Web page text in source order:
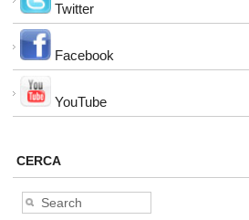
Twitter
Facebook
YouTube
CERCA